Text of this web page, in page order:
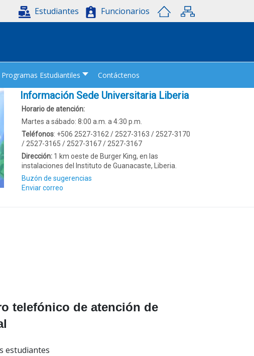
Estudiantes Funcionarios
Programas Estudiantiles Contáctenos
Información Sede Universitaria Liberia
Horario de atención:
Martes a sábado: 8:00 a.m. a 4:30 p.m.
Teléfonos: +506 2527-3162 / 2527-3163 / 2527-3170
/ 2527-3165 / 2527-3167 / 2527-3167
Dirección: 1 km oeste de Burger King, en las
instalaciones del Instituto de Guanacaste, Liberia.
Buzón de sugerencias
Enviar correo
telefónico de atención de
estudiantes